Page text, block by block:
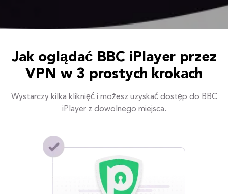
Jak oglądać BBC iPlayer przez
VPN w 3 prostych krokach
Wystarczy kilka kliknięć i możesz uzyskać dostęp do BBC
iPlayer z dowolnego miejsca.